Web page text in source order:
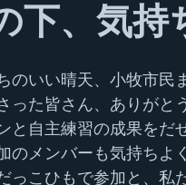
下、気持
のいい晴天、小牧市民
った皆さん、ありがと
と自主練習の成果をだ
のメンバーも気持ちよ
っこひもで参加と、私